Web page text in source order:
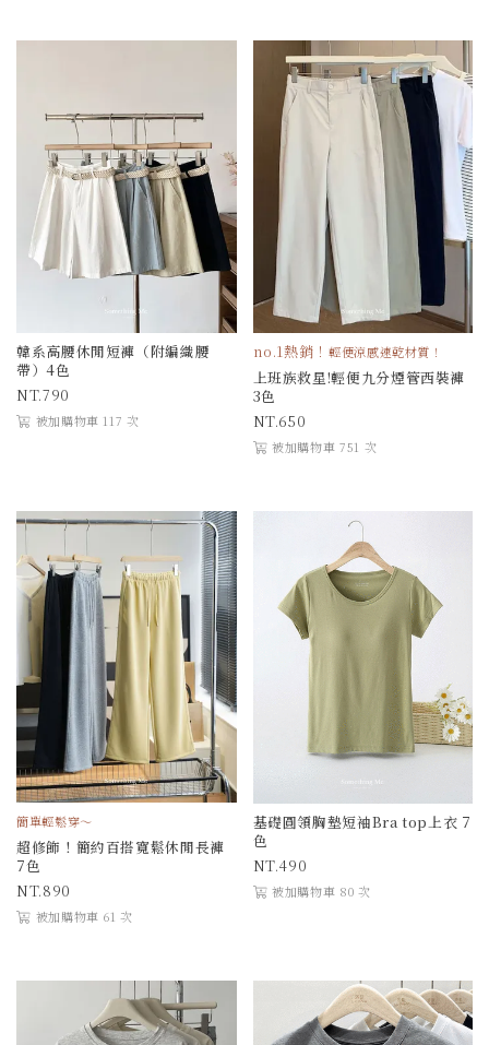
韓系高腰休閒短褲（附編織腰
帶）4色
790
被加購物車 117 次
no.1熱銷！ 輕便涼感速乾材質！
上班族救星!輕便九分煙管西裝褲
3色
650
被加購物車 751 次
簡單輕鬆穿～
超修飾！簡約百搭寬鬆休閒長褲
7色
890
被加購物車 61 次
基礎圓領胸墊短袖Bra top上衣 7
色
490
被加購物車 80 次